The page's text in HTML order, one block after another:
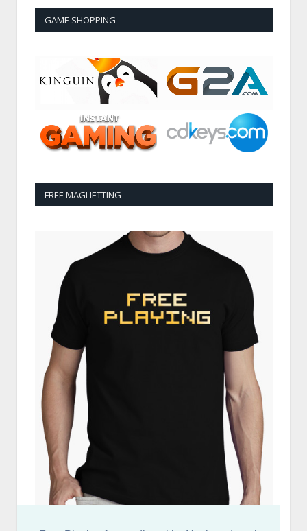
GAME SHOPPING
FREE MAGLIETTING